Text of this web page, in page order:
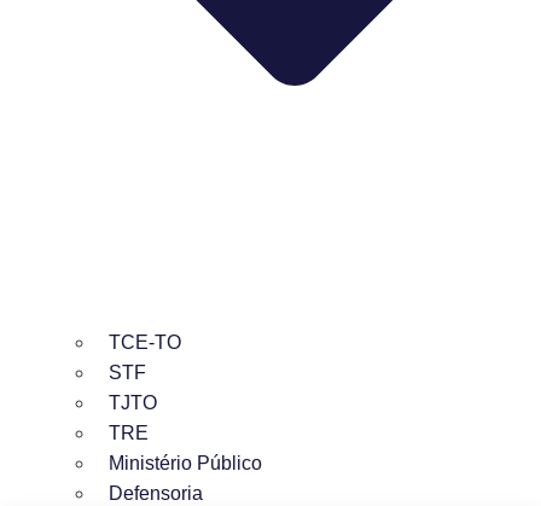
TCE-TO
STF
TJTO
TRE
Ministério Público
Defensoria